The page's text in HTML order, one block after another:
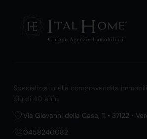
Specializzati nella compravendita
più di 40 anni.
Via Giovanni della Casa, 11 • 37122 •
0458240082